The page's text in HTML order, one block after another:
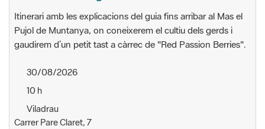
Itinerari amb les explicacions del guia fins arribar al Mas el
Pujol de Muntanya, on coneixerem el cultiu dels gerds i
gaudirem d’un petit tast a càrrec de "Red Passion Berries".
30/08/2026
10 h
Viladrau
Carrer Pare Claret, 7